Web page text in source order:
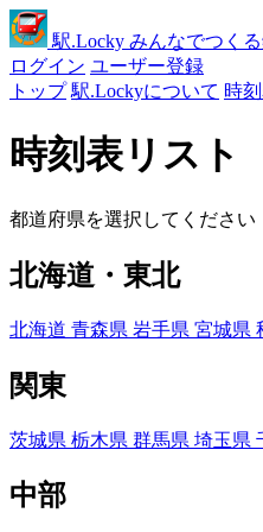
駅.Locky みんなでつく
ログイン ユーザー登録
トップ 駅.Lockyについて 時
時刻表リスト
都道府県を選択してください
北海道・東北
北海道 青森県 岩手県 宮城県
関東
茨城県 栃木県 群馬県 埼玉県
中部